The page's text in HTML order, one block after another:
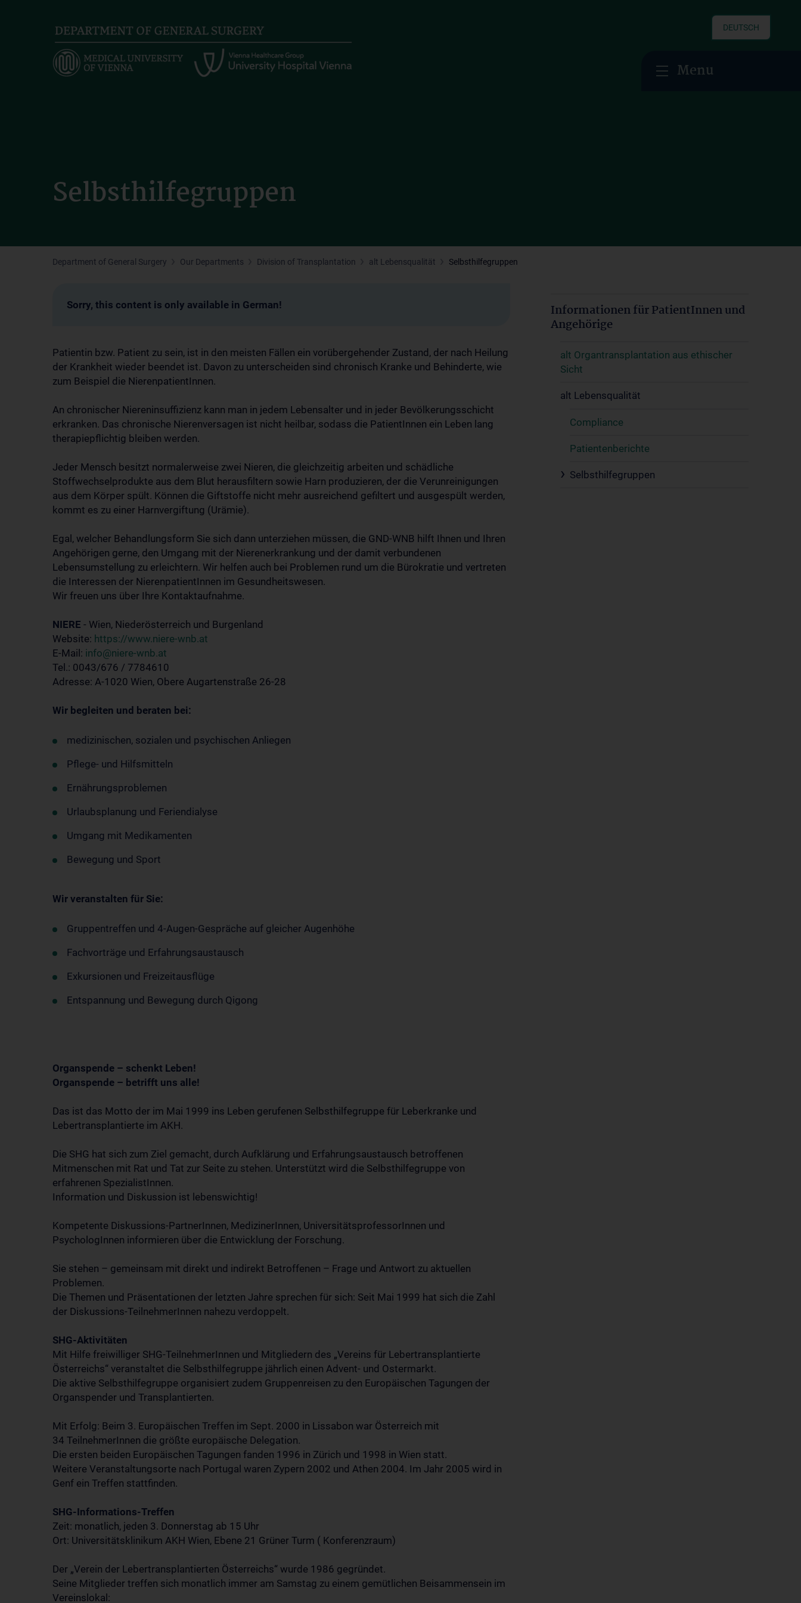
DEUTSCH
Menu
Selbsthilfegruppen
Department of General Surgery Our Departments Division of Transplantation alt Lebensqualität Selbsthilfegruppen
Sorry, this content is only available in German!
Patientin bzw. Patient zu sein, ist in den meisten Fällen ein vorübergehender Zustand, der nach Heilung
der Krankheit wieder beendet ist. Davon zu unterscheiden sind chronisch Kranke und Behinderte, wie
zum Beispiel die NierenpatientInnen.
An chronischer Niereninsuffizienz kann man in jedem Lebensalter und in jeder Bevölkerungsschicht
erkranken. Das chronische Nierenversagen ist nicht heilbar, sodass die PatientInnen ein Leben lang
therapiepflichtig bleiben werden.
Jeder Mensch besitzt normalerweise zwei Nieren, die gleichzeitig arbeiten und schädliche
Stoffwechselprodukte aus dem Blut herausfiltern sowie Harn produzieren, der die Verunreinigungen
aus dem Körper spült. Können die Giftstoffe nicht mehr ausreichend gefiltert und ausgespült werden,
kommt es zu einer Harnvergiftung (Urämie).
Egal, welcher Behandlungsform Sie sich dann unterziehen müssen, die GND-WNB hilft Ihnen und Ihren
Angehörigen gerne, den Umgang mit der Nierenerkrankung und der damit verbundenen
Lebensumstellung zu erleichtern. Wir helfen auch bei Problemen rund um die Bürokratie und vertreten
die Interessen der NierenpatientInnen im Gesundheitswesen.
Wir freuen uns über Ihre Kontaktaufnahme.
NIERE - Wien, Niederösterreich und Burgenland
Website: https://www.niere-wnb.at
E-Mail: info@niere-wnb.at
Tel.: 0043/676 / 7784610
Adresse: A-1020 Wien, Obere Augartenstraße 26-28
Wir begleiten und beraten bei:
medizinischen, sozialen und psychischen Anliegen
Pflege- und Hilfsmitteln
Ernährungsproblemen
Urlaubsplanung und Feriendialyse
Umgang mit Medikamenten
Bewegung und Sport
Wir veranstalten für Sie:
Gruppentreffen und 4-Augen-Gespräche auf gleicher Augenhöhe
Fachvorträge und Erfahrungsaustausch
Exkursionen und Freizeitausflüge
Entspannung und Bewegung durch Qigong
Organspende – schenkt Leben!
Organspende – betrifft uns alle!
Das ist das Motto der im Mai 1999 ins Leben gerufenen Selbsthilfegruppe für Leberkranke und
Lebertransplantierte im AKH.
Die SHG hat sich zum Ziel gemacht, durch Aufklärung und Erfahrungsaustausch betroffenen
Mitmenschen mit Rat und Tat zur Seite zu stehen. Unterstützt wird die Selbsthilfegruppe von
erfahrenen SpezialistInnen.
Information und Diskussion ist lebenswichtig!
Kompetente Diskussions-PartnerInnen, MedizinerInnen, UniversitätsprofessorInnen und
PsychologInnen informieren über die Entwicklung der Forschung.
Sie stehen – gemeinsam mit direkt und indirekt Betroffenen – Frage und Antwort zu aktuellen
Problemen.
Die Themen und Präsentationen der letzten Jahre sprechen für sich: Seit Mai 1999 hat sich die Zahl
der Diskussions-TeilnehmerInnen nahezu verdoppelt.
SHG-Aktivitäten
Mit Hilfe freiwilliger SHG-TeilnehmerInnen und Mitgliedern des „Vereins für Lebertransplantierte
Österreichs“ veranstaltet die Selbsthilfegruppe jährlich einen Advent- und Ostermarkt.
Die aktive Selbsthilfegruppe organisiert zudem Gruppenreisen zu den Europäischen Tagungen der
Organspender und Transplantierten.
Mit Erfolg: Beim 3. Europäischen Treffen im Sept. 2000 in Lissabon war Österreich mit
34 TeilnehmerInnen die größte europäische Delegation.
Die ersten beiden Europäischen Tagungen fanden 1996 in Zürich und 1998 in Wien statt.
Weitere Veranstaltungsorte nach Portugal waren Zypern 2002 und Athen 2004. Im Jahr 2005 wird in
Genf ein Treffen stattfinden.
SHG-Informations-Treffen
Zeit: monatlich, jeden 3. Donnerstag ab 15 Uhr
Ort: Universitätsklinikum AKH Wien, Ebene 21 Grüner Turm ( Konferenzraum)
Der „Verein der Lebertransplantierten Österreichs“ wurde 1986 gegründet.
Seine Mitglieder treffen sich monatlich immer am Samstag zu einem gemütlichen Beisammensein im
Vereinslokal:
Informationen für PatientInnen und
Angehörige
alt Organtransplantation aus ethischer
Sicht
alt Lebensqualität
Compliance
Patientenberichte
Selbsthilfegruppen